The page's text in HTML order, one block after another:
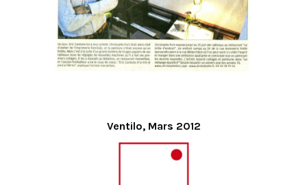
Ventilo, Mars 2012